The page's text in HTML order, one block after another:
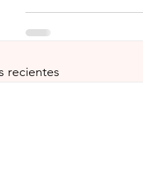
recientes